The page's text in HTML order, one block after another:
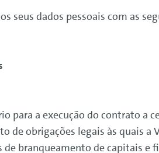
seus dados pessoais com as
para a execução do contrato a
de obrigações legais às quais a
branqueamento de capitais